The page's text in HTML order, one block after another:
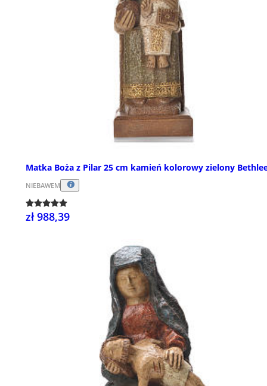
Matka Boża z Pilar 25 cm kamień kolorowy zielony
NIEBAWEM
zł 988,39